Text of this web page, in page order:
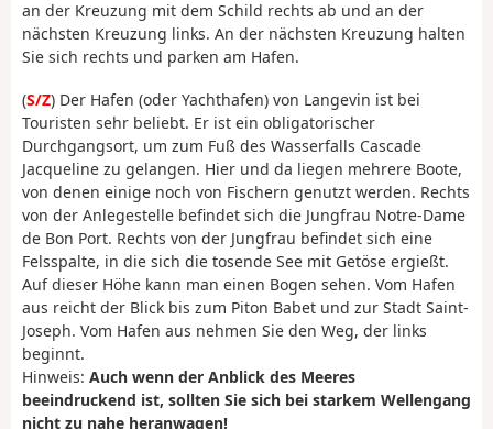
an der Kreuzung mit dem Schild rechts ab und an der
nächsten Kreuzung links. An der nächsten Kreuzung halten
Sie sich rechts und parken am Hafen.
(S/Z) Der Hafen (oder Yachthafen) von Langevin ist bei
Touristen sehr beliebt. Er ist ein obligatorischer
Durchgangsort, um zum Fuß des Wasserfalls Cascade
Jacqueline zu gelangen. Hier und da liegen mehrere Boote,
von denen einige noch von Fischern genutzt werden. Rechts
von der Anlegestelle befindet sich die Jungfrau Notre-Dame
de Bon Port. Rechts von der Jungfrau befindet sich eine
Felsspalte, in die sich die tosende See mit Getöse ergießt.
Auf dieser Höhe kann man einen Bogen sehen. Vom Hafen
aus reicht der Blick bis zum Piton Babet und zur Stadt Saint-
Joseph. Vom Hafen aus nehmen Sie den Weg, der links
beginnt.
Hinweis: Auch wenn der Anblick des Meeres
beeindruckend ist, sollten Sie sich bei starkem Wellengang
nicht zu nahe heranwagen!